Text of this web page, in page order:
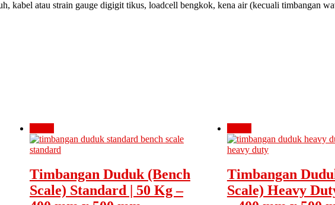
kabel atau strain gauge digigit tikus, loadcell bengkok, kena air (kecuali timbangan
Timbangan Duduk (Bench
Scale) Standard | 50 Kg –
Timbangan
Scale) Heavy